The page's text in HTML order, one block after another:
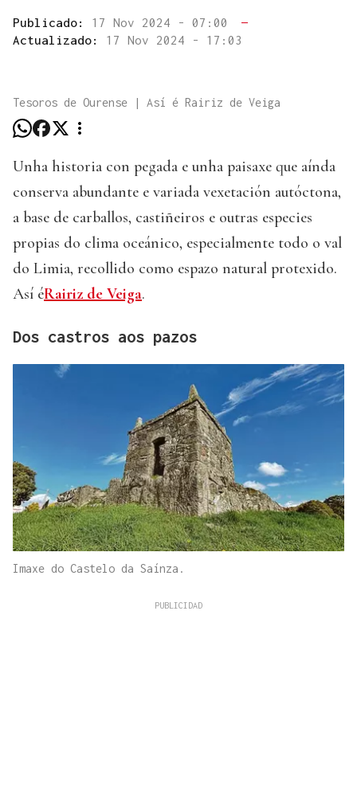
Publicado: 17 Nov 2024 - 07:00
—
Actualizado: 17 Nov 2024 - 17:03
Tesoros de Ourense | Así é Rairiz de Veiga
Unha historia con pegada e unha paisaxe que aínda
conserva abundante e variada vexetación autóctona,
a base de carballos, castiñeiros e outras especies
propias do clima oceánico, especialmente todo o val
do Limia, recollido como espazo natural protexido.
Así éRairiz de Veiga.
Dos castros aos pazos
Imaxe do Castelo da Saínza.